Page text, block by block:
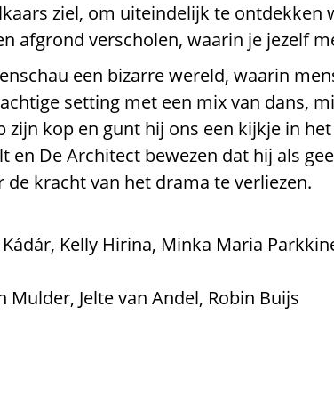
ziel, om uiteindelijk te ontdekken
afgrond verscholen, waarin je jezelf
een bizarre wereld, waarin
setting met een mix van dans,
zijn kop en gunt hij ons een kijkje in
De Architect bewezen dat hij als
kracht van het drama te verliezen.
Kelly Hirina, Minka Maria
Mulder, Jelte van Andel, Robin Buijs